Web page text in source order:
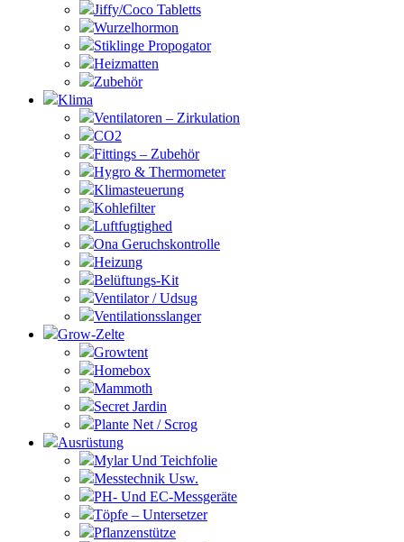
Jiffy/Coco Tabletts
Wurzelhormon
Stiklinge Propogator
Heizmatten
Zubehör
Klima
Ventilatoren – Zirkulation
CO2
Fittings – Zubehör
Hygro & Thermometer
Klimasteuerung
Kohlefilter
Luftfugtighed
Ona Geruchskontrolle
Heizung
Belüftungs-Kit
Ventilator / Udsug
Ventilationsslanger
Grow-Zelte
Growtent
Homebox
Mammoth
Secret Jardin
Plante Net / Scrog
Ausrüstung
Mylar Und Teichfolie
Messtechnik Usw.
PH- Und EC-Messgeräte
Töpfe – Untersetzer
Pflanzenstütze